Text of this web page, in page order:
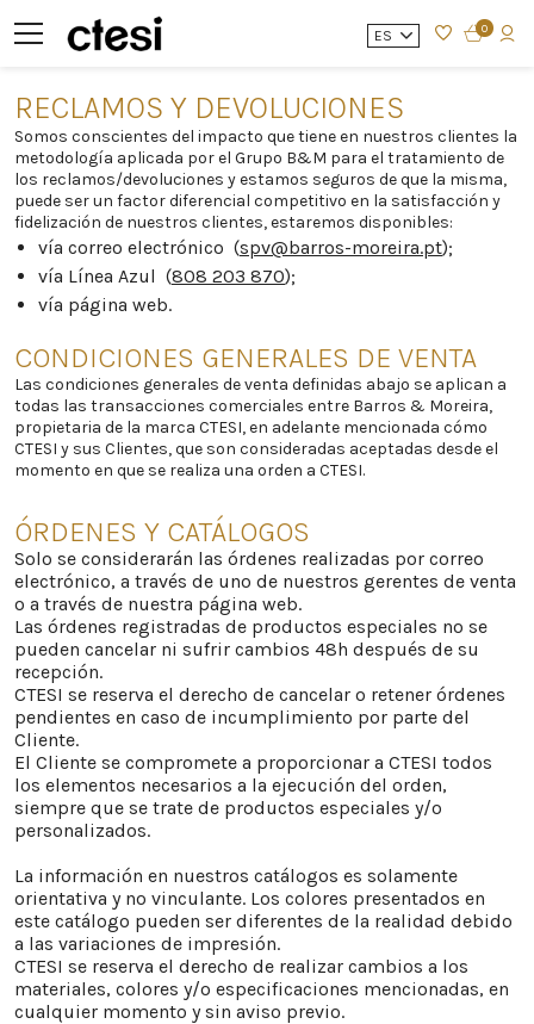
ES 0
RECLAMOS Y DEVOLUCIONES
Somos conscientes del impacto que tiene en nuestros clientes la
metodología aplicada por el Grupo B&M para el tratamiento de
los reclamos/devoluciones y estamos seguros de que la misma,
puede ser un factor diferencial competitivo en la satisfacción y
fidelización de nuestros clientes, estaremos disponibles:
vía correo electrónico (spv@barros-moreira.pt);
vía Línea Azul (808 203 870);
vía página web.
CONDICIONES GENERALES DE VENTA
Las condiciones generales de venta definidas abajo se aplican a
todas las transacciones comerciales entre Barros & Moreira,
propietaria de la marca CTESI, en adelante mencionada cómo
CTESI y sus Clientes, que son consideradas aceptadas desde el
momento en que se realiza una orden a CTESI.
ÓRDENES Y CATÁLOGOS
Solo se considerarán las órdenes realizadas por correo
electrónico, a través de uno de nuestros gerentes de venta
o a través de nuestra página web.
Las órdenes registradas de productos especiales no se
pueden cancelar ni sufrir cambios 48h después de su
recepción.
CTESI se reserva el derecho de cancelar o retener órdenes
pendientes en caso de incumplimiento por parte del
Cliente.
El Cliente se compromete a proporcionar a CTESI todos
los elementos necesarios a la ejecución del orden,
siempre que se trate de productos especiales y/o
personalizados.
La información en nuestros catálogos es solamente
orientativa y no vinculante. Los colores presentados en
este catálogo pueden ser diferentes de la realidad debido
a las variaciones de impresión.
CTESI se reserva el derecho de realizar cambios a los
materiales, colores y/o especificaciones mencionadas, en
cualquier momento y sin aviso previo.